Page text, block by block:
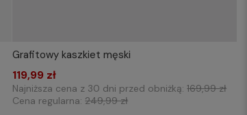
WYBIERZ ROZMIAR DO KOSZYKA
Grafitowy kaszkiet męski
119,99 zł
Najniższa cena z 30 dni przed obniżką:169,99 zł
Cena regularna:249,99 zł